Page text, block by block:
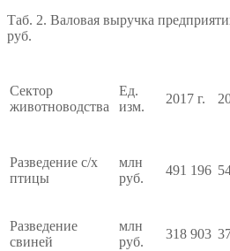
Таб. 2. Валовая выручка
руб.
Сектор
животноводства
Ед.
изм.
2017 г.
Разведение с/х
птицы
млн
руб.
491 196
Разведение
свиней
млн
руб.
318 903